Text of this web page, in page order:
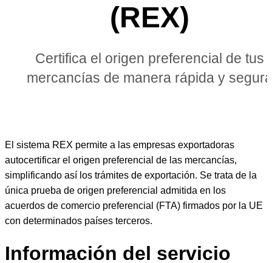
(REX)
Certifica el origen preferencial de tus
mercancías de manera rápida y segura
El sistema REX permite a las empresas exportadoras
autocertificar el origen preferencial de las mercancías,
simplificando así los trámites de exportación. Se trata de la
única prueba de origen preferencial admitida en los
acuerdos de comercio preferencial (FTA) firmados por la UE
con determinados países terceros.
Información del servicio